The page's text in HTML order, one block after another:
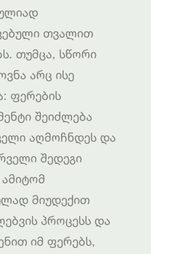
თვალით
თუმცა, სწორი
არც ისე
ფერების
შეიძლება
აღმოჩნდეს და
შედეგი
მიუდექით
პროცესს და
იმ ფერებს,